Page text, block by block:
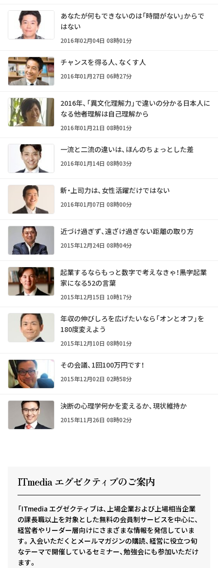
あなたが何もできないのは「時間がない」からで
はない
2016年02月04日 08時01分
チャンスを得る人、なくす人
2016年01月27日 06時27分
2016年、「異文化理解力」で違いの分かる日本人に
なる――他者理解は自己理解から
2016年01月21日 08時01分
一流と二流の違いは、ほんのちょっとした差
2016年01月14日 08時03分
新・上司力は、女性活躍だけではない
2016年01月07日 08時00分
近づけ過ぎず、遠ざけ過ぎない距離の取り方
2015年12月24日 08時04分
起業するならもっと数字で考えなきゃ！――黒字起業
家になる52の言葉
2015年12月15日 10時17分
年収の伸びしろを広げたいなら「オンとオフ」を
180度変えよう
2015年12月10日 08時01分
その会議、1回100万円です！
2015年12月02日 02時58分
決断の心理学――何かを変えるか、現状維持か
2015年11月26日 08時02分
ITmedia エグゼクティ ブのご案内
「ITmedia エグゼクティブは、上場企業および上場相当企業
の課長職以上を対象とした無料の会員制サービスを中心に、
経営者やリーダー層向けにさまざまな情報を発信していま
す。入会いただくとメールマガジンの購読、経営に役立つ旬
なテーマで開催しているセミナー、勉強会にも参加いただけ
ます。